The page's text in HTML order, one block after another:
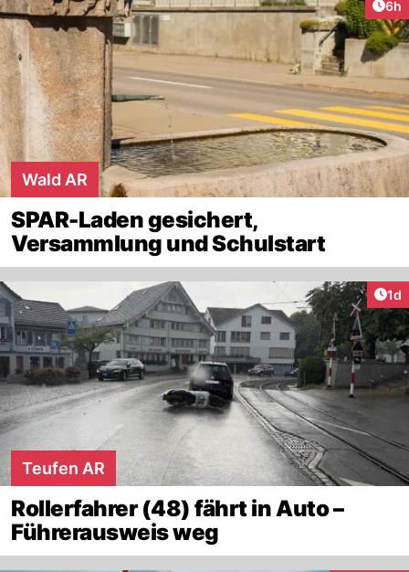
6h
Wald AR
SPAR-Laden gesichert,
Versammlung und Schulstart
1d
Teufen AR
Rollerfahrer (48) fährt in Auto –
Führerausweis weg